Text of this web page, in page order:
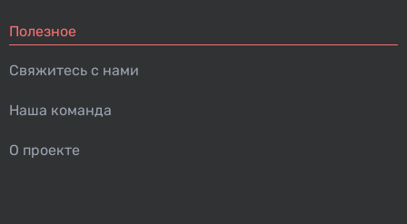
Полезное
Свяжитесь с нами
Наша команда
О проекте